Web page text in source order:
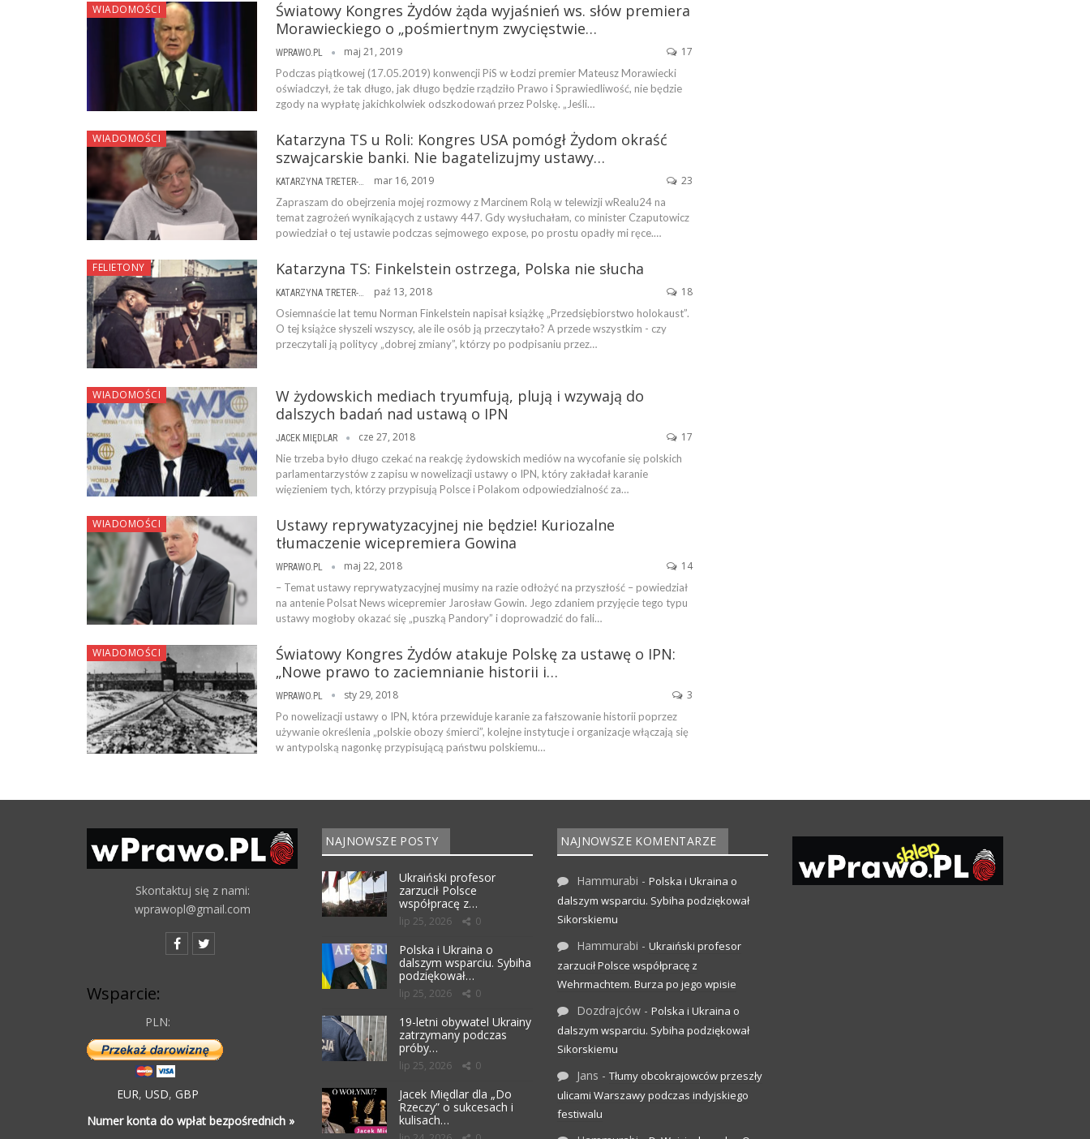
WIADOMOŚCI
Światowy Kongres Żydów żąda wyjaśnień ws. słów premiera
Morawieckiego o „pośmiertnym zwycięstwie…
WPRAWO.PL maj 21, 2019 17
Podczas piątkowej (17.05.2019) konwencji PiS w Łodzi premier Mateusz Morawiecki
oświadczył, że tak długo, jak długo będzie rządziło Prawo i Sprawiedliwość, nie będzie
zgody na wypłatę jakichkolwiek odszkodowań przez Polskę. „Jeśli…
WIADOMOŚCI
Katarzyna TS u Roli: Kongres USA pomógł Żydom okraść
szwajcarskie banki. Nie bagatelizujmy ustawy…
KATARZYNA TRETER-SIERPIŃSKA mar 16, 2019 23
Zapraszam do obejrzenia mojej rozmowy z Marcinem Rolą w telewizji wRealu24 na
temat zagrożeń wynikających z ustawy 447. Gdy wysłuchałam, co minister Czaputowicz
powiedział o tej ustawie podczas sejmowego expose, po prostu opadły mi ręce.…
FELIETONY Katarzyna TS: Finkelstein ostrzega, Polska nie słucha
paź 13, 2018 18
Osiemnaście lat temu Norman Finkelstein napisał książkę „Przedsiębiorstwo holokaust”.
O tej książce słyszeli wszyscy, ale ile osób ją przeczytało? A przede wszystkim - czy
przeczytali ją politycy „dobrej zmiany”, którzy po podpisaniu przez…
WIADOMOŚCI
W żydowskich mediach tryumfują, plują i wzywają do
dalszych badań nad ustawą o IPN
JACEK MIĘDLAR cze 27, 2018 17
Nie trzeba było długo czekać na reakcję żydowskich mediów na wycofanie się polskich
parlamentarzystów z zapisu w nowelizacji ustawy o IPN, który zakładał karanie
więzieniem tych, którzy przypisują Polsce i Polakom odpowiedzialność za…
WIADOMOŚCI
Ustawy reprywatyzacyjnej nie będzie! Kuriozalne
tłumaczenie wicepremiera Gowina
WPRAWO.PL maj 22, 2018 14
– Temat ustawy reprywatyzacyjnej musimy na razie odłożyć na przyszłość – powiedział
na antenie Polsat News wicepremier Jarosław Gowin. Jego zdaniem przyjęcie tego typu
ustawy mogłoby okazać się „puszką Pandory” i doprowadzić do fali…
WIADOMOŚCI
Światowy Kongres Żydów atakuje Polskę za ustawę o IPN:
„Nowe prawo to zaciemnianie historii i…
WPRAWO.PL sty 29, 2018 3
Po nowelizacji ustawy o IPN, która przewiduje karanie za fałszowanie historii poprzez
używanie określenia „polskie obozy śmierci”, kolejne instytucje i organizacje włączają się
w antypolską nagonkę przypisującą państwu polskiemu…
Skontaktuj się z nami:
wprawopl@gmail.com
Wsparcie:
PLN:
EUR, USD, GBP
Numer konta do wpłat bezpośrednich »
NAJNOWSZE POSTY
Ukraiński profesor
zarzucił Polsce
współpracę z…
lip 25, 2026 0
Polska i Ukraina o
dalszym wsparciu. Sybiha
podziękował…
lip 25, 2026 0
19-letni obywatel Ukrainy
zatrzymany podczas
próby…
lip 25, 2026 0
Jacek Międlar dla „Do
Rzeczy” o sukcesach i
kulisach…
NAJNOWSZE KOMENTARZE
Hammurabi - Polska i Ukraina o
dalszym wsparciu. Sybiha podziękował
Sikorskiemu
Hammurabi - Ukraiński profesor
zarzucił Polsce współpracę z
Wehrmachtem. Burza po jego wpisie
Dozdrajców - Polska i Ukraina o
dalszym wsparciu. Sybiha podziękował
Sikorskiemu
Jans - Tłumy obcokrajowców przeszły
ulicami Warszawy podczas indyjskiego
festiwalu